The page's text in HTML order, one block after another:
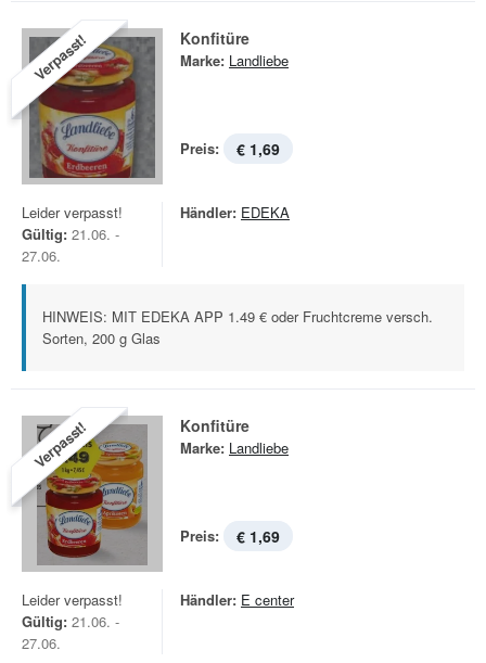
Verpasst! Konfitüre
Marke: Landliebe
Preis: € 1,69
Leider verpasst!
Gültig: 21.06. -
27.06.
Händler: EDEKA
HINWEIS: MIT EDEKA APP 1.49 € oder Fruchtcreme versch.
Sorten, 200 g Glas
Verpasst! Konfitüre
Marke: Landliebe
Preis: € 1,69
Leider verpasst!
Gültig: 21.06. -
27.06.
Händler: E center